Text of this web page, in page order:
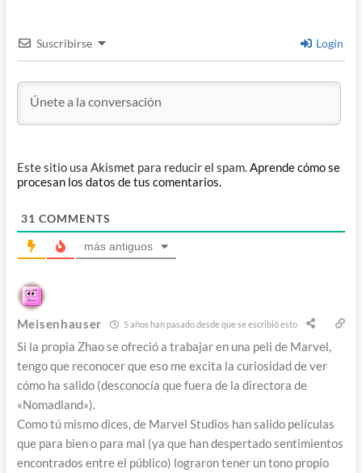
Suscribirse Login
Este sitio usa Akismet para reducir el spam.Aprende cómo se
procesan los datos de tus comentarios.
31 COMMENTS
más antiguos
Meisenhauser 5 años han pasado desde que se escribió esto
Si la propia Zhao se ofreció a trabajar en una peli de Marvel,
tengo que reconocer que eso me excita la curiosidad de ver
cómo ha salido (desconocía que fuera de la directora de
«Nomadland»).
Como tú mismo dices, de Marvel Studios han salido películas
que para bien o para mal (ya que han despertado sentimientos
encontrados entre el público) lograron tener un tono propio